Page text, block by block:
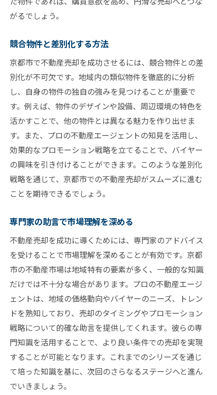
京都市での不動産取引をスムーズに進めるため
信頼できる不動産エージェントの選び方
契約プロセスを効率化するためのヒント
買い手との交渉を成功に導く技法
取引中のトラブルを未然に防ぐ策
売却完了までのスケジュール管理
地域の取引慣習を理解した安心取引
がるでしょう。
競合物件と差別化する方法
京都市で不動産売却を成功させるには、競合物件との差
別化が不可欠です。地域内の類似物件を徹底的に分析
し、自身の物件の独自の強みを見つけることが重要で
す。例えば、物件のデザインや設備、周辺環境の特色を
活かすことで、他の物件とは異なる魅力を作り出せま
す。また、プロの不動産エージェントの知見を活用し、
効果的なプロモーション戦略を立てることで、バイヤー
の興味を引き付けることができます。このような差別化
戦略を通じて、京都市での不動産売却がスムーズに進む
ことを期待できるでしょう。
専門家の助言で市場理解を深める
不動産売却を成功に導くためには、専門家のアドバイス
を受けることで市場理解を深めることが有効です。京都
市の不動産市場は地域特有の要素が多く、一般的な知識
だけでは不十分な場合があります。プロの不動産エージ
ェントは、地域の価格動向やバイヤーのニーズ、トレン
ドを熟知しており、売却のタイミングやプロモーション
戦略について的確な助言を提供してくれます。彼らの専
門知識を活用することで、より良い条件での売却を実現
することが可能となります。これまでのシリーズを通じ
て培った知識を基に、次回のさらなるステージへと進ん
でいきましょう。